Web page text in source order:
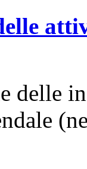
delle